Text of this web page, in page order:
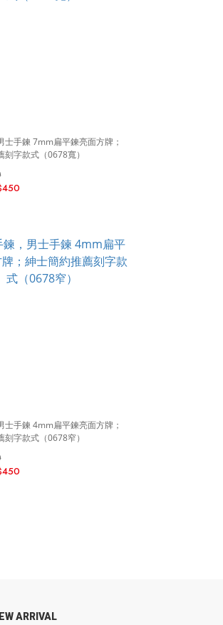
士手鍊 7mm扁平鍊亮面方牌；
刻字款式（0678寬）
士手鍊 4mm扁平鍊亮面方牌；
刻字款式（0678窄）
ARRIVAL